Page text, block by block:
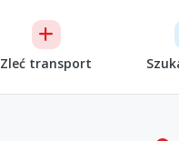
Zleć transport